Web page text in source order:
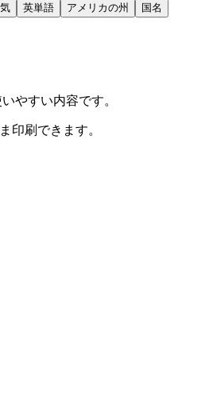
英単語 アメリカの州
国名
やすい内容です。
印刷できます。